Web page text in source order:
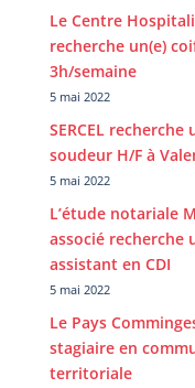
Le Centre
recherche un(e)
3h/semaine
5 mai 2022
SERCEL
soudeur H/F à
5 mai 2022
L’étude notariale
associé recherche
assistant en CDI
5 mai 2022
Le Pays
stagiaire en
territoriale